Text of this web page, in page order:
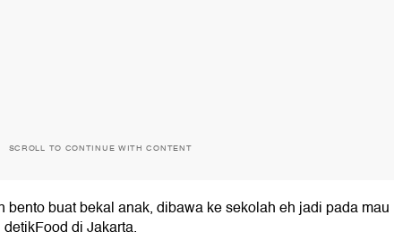
SCROLL TO CONTINUE WITH CONTENT
buat bekal anak, dibawa ke sekolah eh jadi pada mau
di Jakarta.